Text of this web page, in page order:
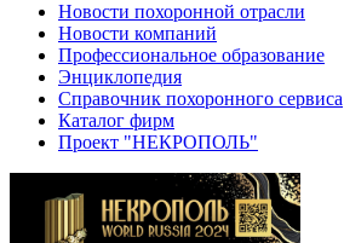
Новости похоронной отрасли
Новости компаний
Профессиональное образование
Энциклопедия
Справочник похоронного сервиса
Каталог фирм
Проект "НЕКРОПОЛЬ"